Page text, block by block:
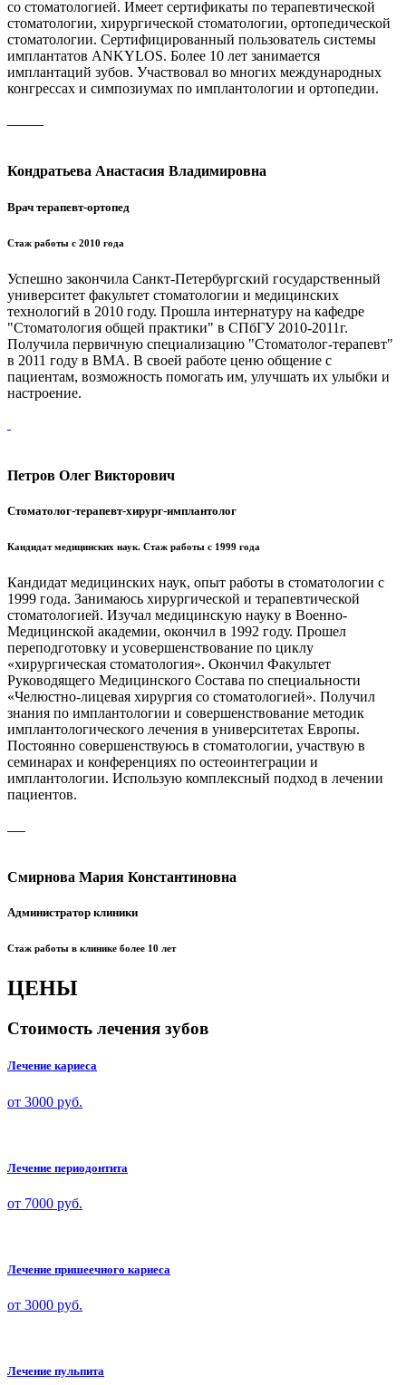
со стоматологией. Имеет сертификаты по терапевтической
стоматологии, хирургической стоматологии, ортопедической
стоматологии. Сертифицированный пользователь системы
имплантатов ANKYLOS. Более 10 лет занимается
имплантаций зубов. Участвовал во многих международных
конгрессах и симпозиумах по имплантологии и ортопедии.
Кондратьева Анастасия Владимировна
Врач терапевт-ортопед
Стаж работы с 2010 года
Успешно закончила Санкт-Петербургский государственный
университет факультет стоматологии и медицинских
технологий в 2010 году. Прошла интернатуру на кафедре
"Стоматология общей практики" в СПбГУ 2010-2011г.
Получила первичную специализацию "Стоматолог-терапевт"
в 2011 году в ВМА. В своей работе ценю общение с
пациентам, возможность помогать им, улучшать их улыбки и
настроение.
Петров Олег Викторович
Стоматолог-терапевт-хирург-имплантолог
Кандидат медицинских наук. Стаж работы с 1999 года
Кандидат медицинских наук, опыт работы в стоматологии с
1999 года. Занимаюсь хирургической и терапевтической
стоматологией. Изучал медицинскую науку в Военно-
Медицинской академии, окончил в 1992 году. Прошел
переподготовку и усовершенствование по циклу
«хирургическая стоматология». Окончил Факультет
Руководящего Медицинского Состава по специальности
«Челюстно-лицевая хирургия со стоматологией». Получил
знания по имплантологии и совершенствование методик
имплантологического лечения в университетах Европы.
Постоянно совершенствуюсь в стоматологии, участвую в
семинарах и конференциях по остеоинтеграции и
имплантологии. Использую комплексный подход в лечении
пациентов.
Смирнова Мария Константиновна
Администратор клиники
Стаж работы в клинике более 10 лет
ЦЕНЫ
Стоимость лечения зубов
Лечение кариеса
от 3000 руб.
Лечение периодонтита
от 7000 руб.
Лечение пришеечного кариеса
от 3000 руб.
Лечение пульпита